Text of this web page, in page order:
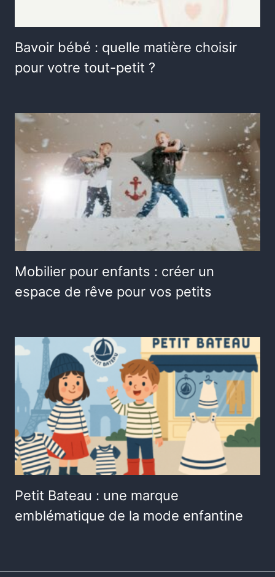
Bavoir bébé : quelle matière choisir
pour votre tout-petit ?
Mobilier pour enfants : créer un
espace de rêve pour vos petits
Petit Bateau : une marque
emblématique de la mode enfantine